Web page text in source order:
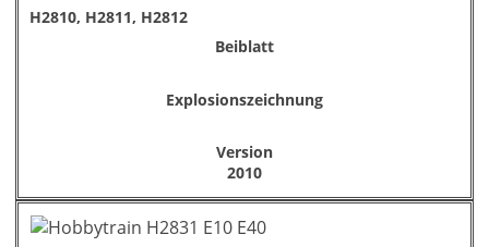
H2810, H2811, H2812
Beiblatt
Explosionszeichnung
Version
2010